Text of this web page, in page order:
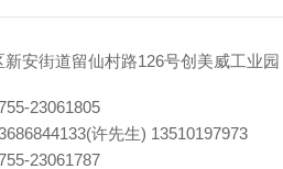
安街道留仙村路126号创美威工业园
23061805
许先生) 13510197973
23061787